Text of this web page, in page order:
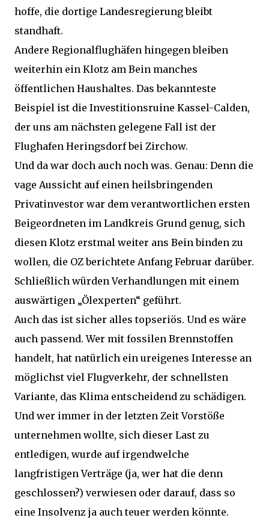
hoffe, die dortige Landesregierung bleibt
standhaft.
Andere Regionalflughäfen hingegen bleiben
weiterhin ein Klotz am Bein manches
öffentlichen Haushaltes. Das bekannteste
Beispiel ist die Investitionsruine Kassel-Calden,
der uns am nächsten gelegene Fall ist der
Flughafen Heringsdorf bei Zirchow.
Und da war doch auch noch was. Genau: Denn die
vage Aussicht auf einen heilsbringenden
Privatinvestor war dem verantwortlichen ersten
Beigeordneten im Landkreis Grund genug, sich
diesen Klotz erstmal weiter ans Bein binden zu
wollen, die OZ berichtete Anfang Februar darüber.
Schließlich würden Verhandlungen mit einem
auswärtigen „Ölexperten“ geführt.
Auch das ist sicher alles topseriös. Und es wäre
auch passend. Wer mit fossilen Brennstoffen
handelt, hat natürlich ein ureigenes Interesse an
möglichst viel Flugverkehr, der schnellsten
Variante, das Klima entscheidend zu schädigen.
Und wer immer in der letzten Zeit Vorstöße
unternehmen wollte, sich dieser Last zu
entledigen, wurde auf irgendwelche
langfristigen Verträge (ja, wer hat die denn
geschlossen?) verwiesen oder darauf, dass so
eine Insolvenz ja auch teuer werden könnte.